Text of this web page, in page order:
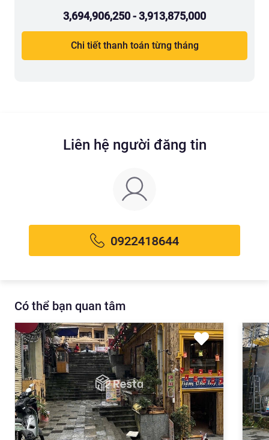
3,694,906,250 - 3,913,875,000
Chi tiết thanh toán từng tháng
Liên hệ người đăng tin
Có thể bạn quan tâm